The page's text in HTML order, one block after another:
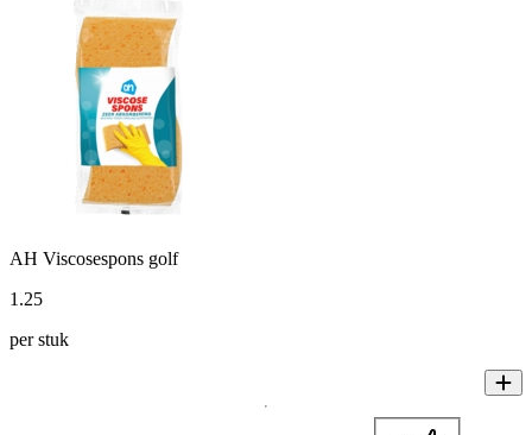
AH Viscosespons golf
1.25
per stuk